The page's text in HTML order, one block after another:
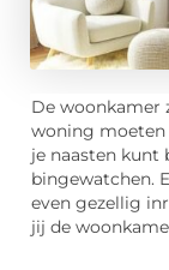
De woonkamer
woning moeten
je naasten kunt
bingewatchen.
even gezellig
jij de